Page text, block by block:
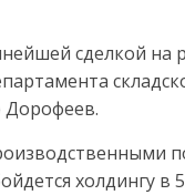
сделкой на
Дорофеев.
холдингу в